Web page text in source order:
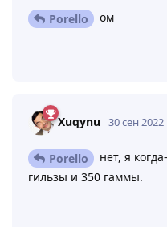
Porello ом
Xuqynu 30 сен 2022
Porello
нет, я
гильзы и 350 гаммы.